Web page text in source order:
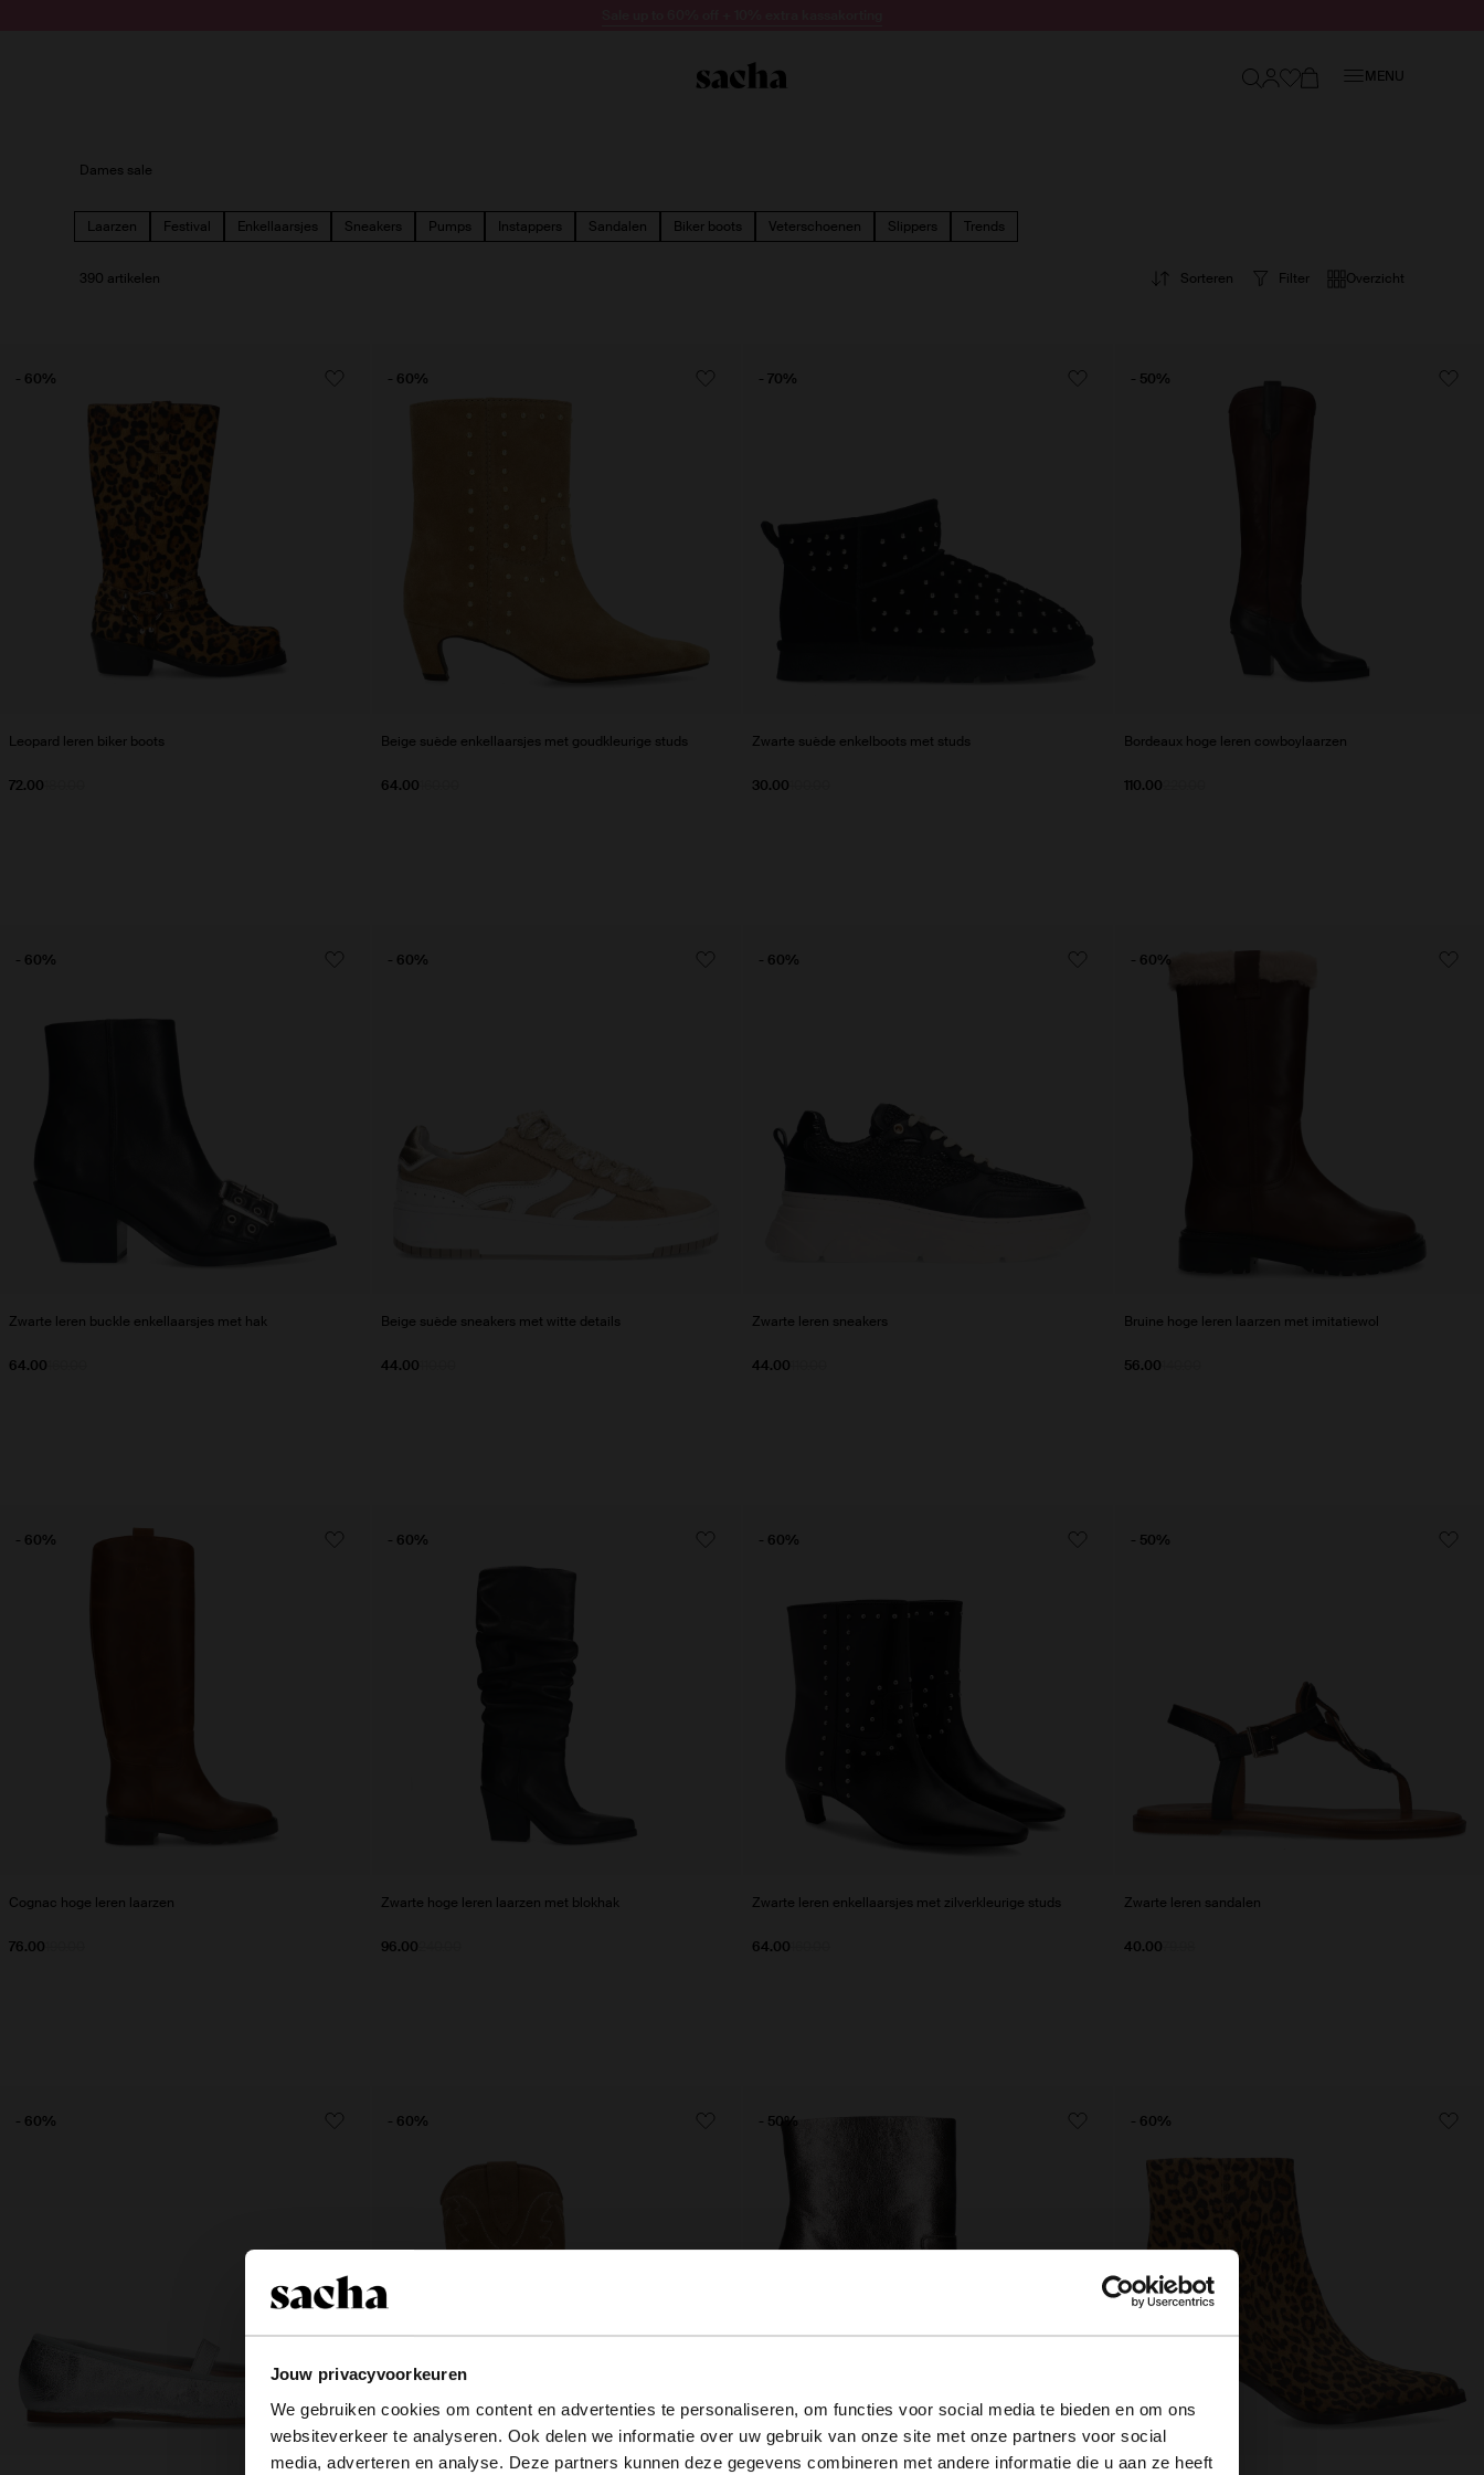
Jouw privacyvoorkeuren
We gebruiken cookies om content en advertenties te personaliseren, om functies voor social media te bieden en om ons
websiteverkeer te analyseren. Ook delen we informatie over uw gebruik van onze site met onze partners voor social
media, adverteren en analyse. Deze partners kunnen deze gegevens combineren met andere informatie die u aan ze heeft
MENU
Dames sale
Laarzen Festival Enkellaarsjes Sneakers Pumps Instappers Sandalen Biker boots Veterschoenen Slippers Trends
Filter Overzicht
390 artikelen Sorteren
Leopard leren biker boots
72.00
- 60%
Beige suède enkellaarsjes met goudkleurige studs
64.00
- 60%
Zwarte suède enkelboots met studs
30.00
- 70%
Bordeaux hoge leren cowboylaarzen
110.00
- 50%
Zwarte leren buckle enkellaarsjes met hak
64.00
- 60%
Beige suède sneakers met witte details
44.00
- 60%
Zwarte leren sneakers
44.00
- 60%
Bruine hoge leren laarzen met imitatiewol
56.00
- 60%
Cognac hoge leren laarzen
76.00
- 60%
Zwarte hoge leren laarzen met blokhak
96.00
- 60%
Zwarte leren enkellaarsjes met zilverkleurige studs
64.00
- 60%
Zwarte leren sandalen
40.00
- 50%
- 60% - 60% - 50% - 60%
View this website in English?
It looks like your language isn't Dutch. Would you like to